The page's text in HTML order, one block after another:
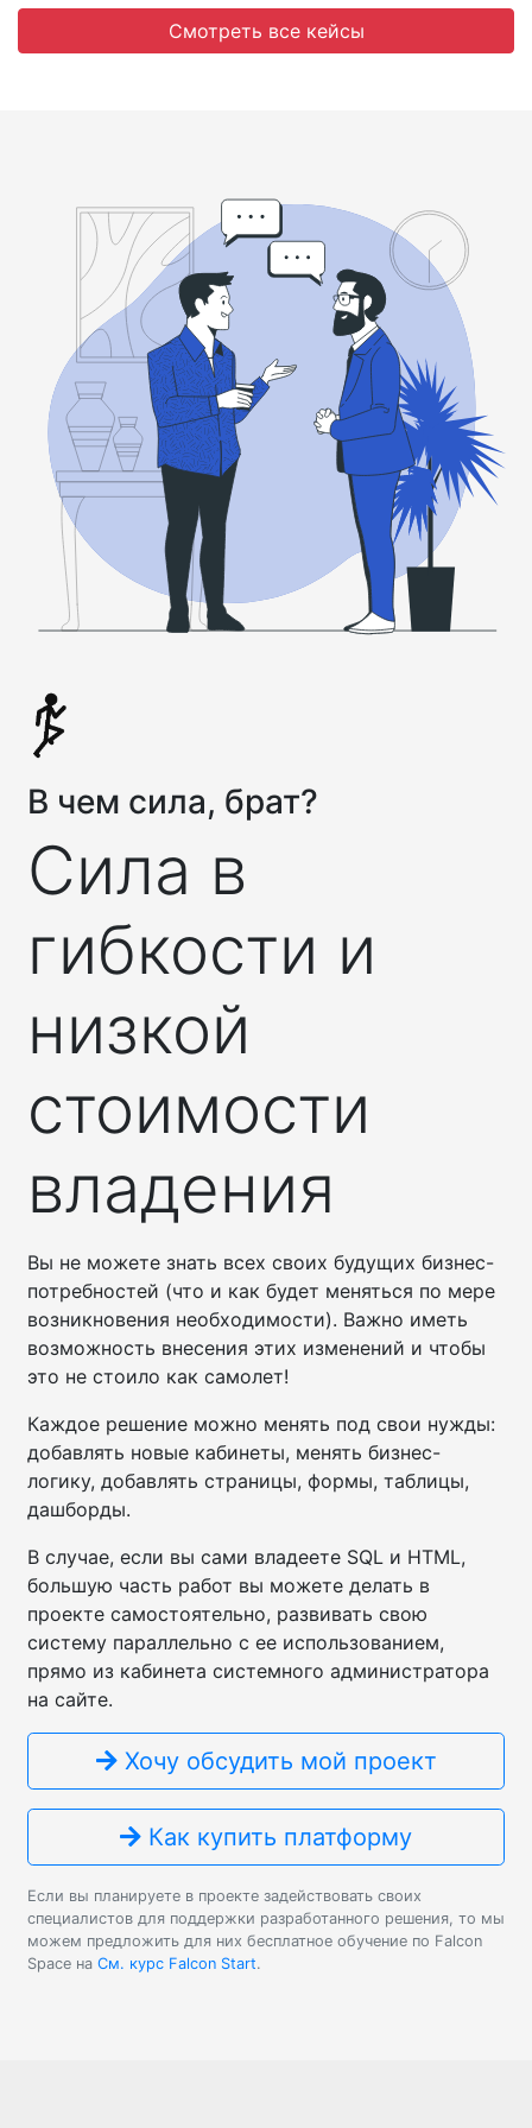
Смотреть все кейсы
В чем сила, брат?
Сила в
гибкости и
низкой
стоимости
владения
Вы не можете знать всех своих будущих бизнес-
потребностей (что и как будет меняться по мере
возникновения необходимости). Важно иметь
возможность внесения этих изменений и чтобы
это не стоило как самолет!
Каждое решение можно менять под свои нужды:
добавлять новые кабинеты, менять бизнес-
логику, добавлять страницы, формы, таблицы,
дашборды.
В случае, если вы сами владеете SQL и HTML,
большую часть работ вы можете делать в
проекте самостоятельно, развивать свою
систему параллельно с ее использованием,
прямо из кабинета системного администратора
на сайте.
Хочу обсудить мой проект
Как купить платформу
Если вы планируете в проекте задействовать своих
специалистов для поддержки разработанного решения, то мы
можем предложить для них бесплатное обучение по Falcon
Space на См. курс Falcon Start.